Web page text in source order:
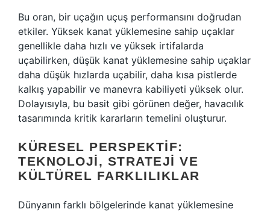
Bu oran, bir uçağın uçuş performansını doğrudan
etkiler. Yüksek kanat yüklemesine sahip uçaklar
genellikle daha hızlı ve yüksek irtifalarda
uçabilirken, düşük kanat yüklemesine sahip uçaklar
daha düşük hızlarda uçabilir, daha kısa pistlerde
kalkış yapabilir ve manevra kabiliyeti yüksek olur.
Dolayısıyla, bu basit gibi görünen değer, havacılık
tasarımında kritik kararların temelini oluşturur.
KÜRESEL PERSPEKTIF:
TEKNOLOJI, STRATEJI VE
KÜLTÜREL FARKLILIKLAR
Dünyanın farklı bölgelerinde kanat yüklemesine